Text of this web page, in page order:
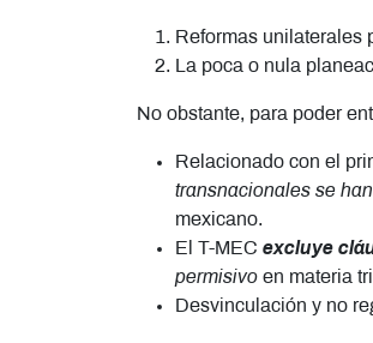
Reformas unilaterales
La poca o nula
No obstante, para poder
Relacionado con el
transnacionales se
mexicano.
El T-MEC excluye
permisivo en materia
Desvinculación y no